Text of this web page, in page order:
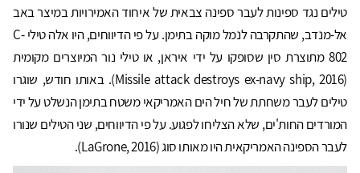
טילים נגד ספינות לעבר ספינה צבאית של איחוד האמירויות במיצר באב
אל-מנדב, שהתקרבה לנמל מוקה בתימן. על פי הדיווחים, היו אלה טילי C-
802 מתוצרת סין שסופקו על ידי איראן, או טילי נור המיוצרים מקומית
(Missile attack destroys ex-navy ship, 2016). באותו חודש, שוגרו
טילים לעבר משחתת של חיל הים האמריקאי משטח בתימן הנשלט על ידי
המורדים החות'ים, שלא הצליחו לפגוע. על פי הדיווחים, שני הטילים שנורו
לעבר הספינה האמריקאית היו מאותו סוג (LaGrone, 2016).